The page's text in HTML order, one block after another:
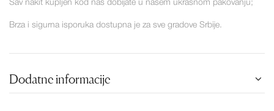
Sav nakit kupljen kod nas dobijate u našem ukrasnom pakovanju;
Brza i sigurna isporuka dostupna je za sve gradove Srbije.
Dodatne informacije